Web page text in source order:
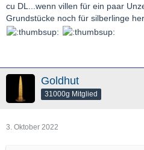
cu DL...wenn villen für ein paar
Grundstücke noch für silberlinge
Goldhut
31000g Mitglied
3. Oktober 2022